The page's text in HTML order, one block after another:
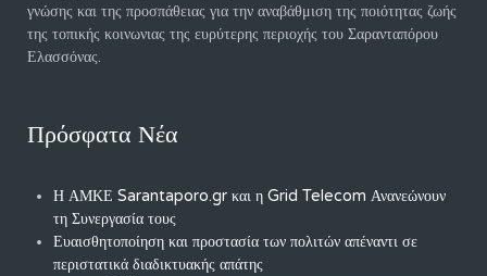
προαγωγή των ψηφιακών δεξιότητων και τον διαμοιρασμό της
γνώσης και της προσπάθειας για την αναβάθμιση της ποιότητας ζωής
της τοπικής κοινωνιας της ευρύτερης περιοχής του Σαρανταπόρου
Πρόσφατα Νέα
Η ΑΜΚΕ Sarantaporo.gr και η Grid Telecom Ανανεώνουν
τη Συνεργασία τους
Ευαισθητοποίηση και προστασία των πολιτών απέναντι σε